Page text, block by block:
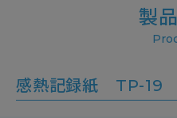
製
感熱記録紙 TP-